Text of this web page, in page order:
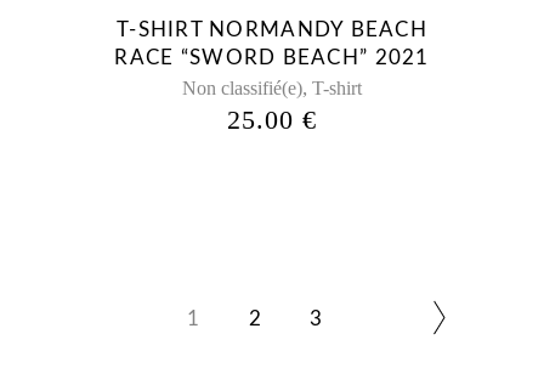
choisies
sur
la
page
T-SHIRT NORMANDY BEACH
RACE “SWORD BEACH” 2021
Non classifié(e), T-shirt
25.00€
1 2 3